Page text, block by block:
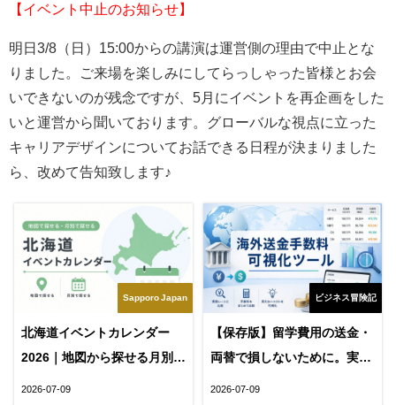
【イベント中止のお知らせ】
明日3/8（日）15:00からの講演は運営側の理由で中止とな
りました。ご来場を楽しみにしてらっしゃった皆様とお会
いできないのが残念ですが、5月にイベントを再企画をした
いと運営から聞いております。グローバルな視点に立った
キャリアデザインについてお話できる日程が決まりました
ら、改めて告知致します♪
Sapporo Japan
北海道イベントカレンダー
2026｜地図から探せる月別イ
2026-07-09
ビジネス冒険記
【保存版】留学費用の送金・
両替で損しないために。実勢
2026-07-09